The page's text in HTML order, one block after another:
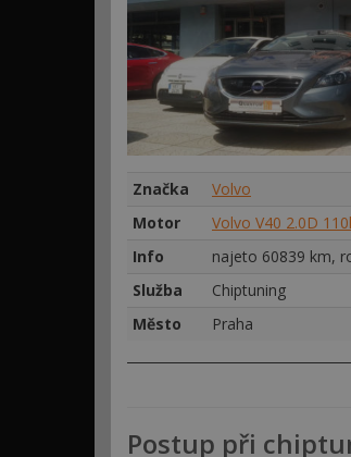
Značka
Volvo
Motor
Volvo V40 2.0D
Info
najeto 60839 km,
Služba
Chiptuning
Město
Praha
Postup při